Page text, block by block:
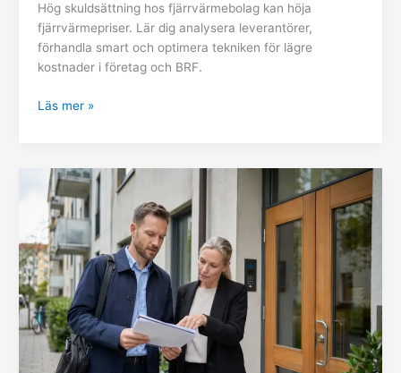
Hög skuldsättning hos fjärrvärmebolag kan höja
fjärrvärmepriser. Lär dig analysera leverantörer,
förhandla smart och optimera tekniken för lägre
kostnader i företag och BRF.
Läs mer »
Nya
regler
för
andrahandsuthyrning:
så
påverkas
fastighetsägare
och
BRF